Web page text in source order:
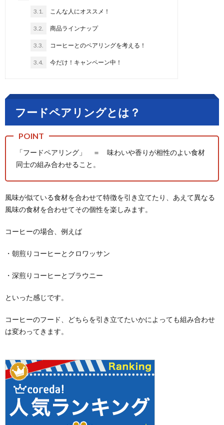
3.1. こんな人にオススメ！
3.2. 商品ラインナップ
3.3. コーヒーとのペアリングを考える！
3.4. 今だけ！キャンペーン中！
フードペアリングとは？
「フードペアリング」 ＝ 味わいや香りが相性のよい食材
同士の組み合わせること。
風味が似ている食材を合わせて特徴を引き立てたり、あえて異なる
風味の食材を合わせてその個性を楽しみます。
コーヒーの場合、例えば
・朝煎りコーヒーとクロワッサン
・深煎りコーヒーとブラウニー
といった感じです。
コーヒーのフード、どちらを引き立てたいかによっても組み合わせ
は変わってきます。